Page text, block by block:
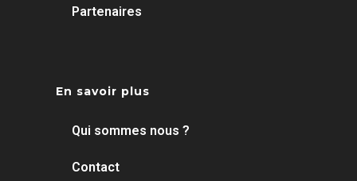
Partenaires
En savoir plus
Qui sommes nous ?
Contact